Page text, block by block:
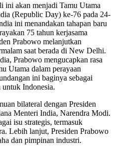
ini akan menjadi Tamu Utama
(Republic Day) ke-76 pada 24-
ini menandakan tahapan baru
75 tahun kerjasama
Prabowo melanjutkan
saat berada di New Delhi.
Prabowo mengucapkan rasa
Utama dalam perayaan
ini baginya sebagai
untuk Indonesia.
bilateral dengan Presiden
Menteri India, Narendra Modi.
isu strategis, termasuk
Lebih lanjut, Presiden Prabowo
dan pimpinan industri.